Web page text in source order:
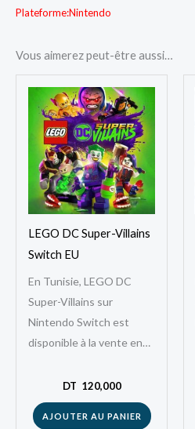
Plateforme:Nintendo
Vous aimerez peut-être aussi…
LEGO DC Super-Villains
Switch EU
En Tunisie, LEGO DC
Super-Villains sur
Nintendo Switch est
disponible à la vente en
Ce jeu d’aventure
amusant séduit les
joueurs tunisiens…
DT 120,000
AJOUTER AU PANIER